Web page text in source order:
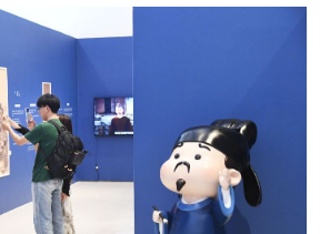
量子
视频 图片 政务
央文件 汽车
人居 信息化 数字经济